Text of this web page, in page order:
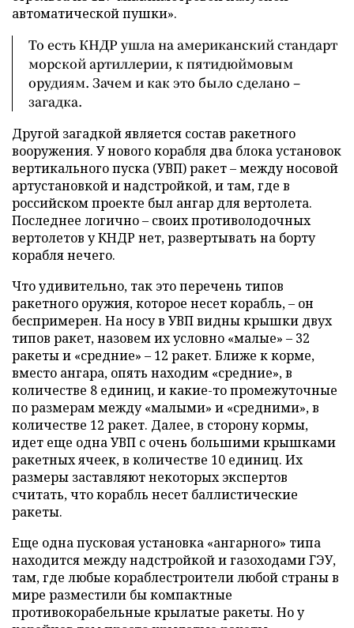
автоматической пушки».
То есть КНДР ушла на американский стандарт
морской артиллерии, к пятидюймовым
орудиям. Зачем и как это было сделано –
загадка.
Другой загадкой является состав ракетного
вооружения. У нового корабля два блока установок
вертикального пуска (УВП) ракет – между носовой
артустановкой и надстройкой, и там, где в
российском проекте был ангар для вертолета.
Последнее логично – своих противолодочных
вертолетов у КНДР нет, развертывать на борту
корабля нечего.
Что удивительно, так это перечень типов
ракетного оружия, которое несет корабль, – он
беспримерен. На носу в УВП видны крышки двух
типов ракет, назовем их условно «малые» – 32
ракеты и «средние» – 12 ракет. Ближе к корме,
вместо ангара, опять находим «средние», в
количестве 8 единиц, и какие-то промежуточные
по размерам между «малыми» и «средними», в
количестве 12 ракет. Далее, в сторону кормы,
идет еще одна УВП с очень большими крышками
ракетных ячеек, в количестве 10 единиц. Их
размеры заставляют некоторых экспертов
считать, что корабль несет баллистические
ракеты.
Еще одна пусковая установка «ангарного» типа
находится между надстройкой и газоходами ГЭУ,
там, где любые кораблестроители любой страны в
мире разместили бы компактные
противокорабельные крылатые ракеты. Но у